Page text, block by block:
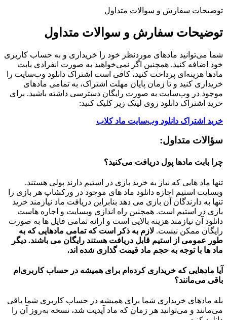
توضیحات سفارش و سوالات متداول
توضیحات سفارش و سوالات متداول
شما می‌توانید مادهای موردنظر خود را خریداری و به حساب کاربری
خود اضافه کنید. همچنین اگر نمی‌خواهید به صورت انفرادی بابت
مادها هزینه‌ای پرداخت کنید، کافی است اشتراک دانلود وب‌سایت را
خریداری کنید و تا زمان پایان مهلت اشتراک، به تمامی مادهای
موجود در وب‌سایت به صورت رایگان دسترسی داشته باشید. برای
خرید اشتراک دانلود روی لینک زیر کلیک کنید:
خرید اشتراک دانلود وب‌سایت ماد کلاب
سؤالات متداول:
چرا بابت مادها پول دریافت می‌کنید؟
تنها ماد هایی که نیاز به خرید بازی در استیم دارند پولی هستند.
وبسایت استیم اجازه دانلود ماد های موجود در ورکشاپ هر بازی را
تنها به دارندگان آن بازی می دهد بنابراین دریافت ماد نیازمند خرید
بازی در استیم است. همچنین راه اندازی وبسایت و اجاره هاست
دانلود آن نیازمند هزینه بالایی است و ارائه تمامی فایل ها به صورت
رایگان ممکن نیست. لازم به ذکر است که تمامی مادهایی که به
طور عمومی از استیم قابل دریافت هستند رایگان می باشند. دیگر
ماد ها با توجه به حجم ماد قیمت گذاری شده اند.
آیا مادهایی که خریداری کرده‌ام برای همیشه در حساب‌ کاربری‌ام
باقی می‌مانند؟
بله مادهای خریداری شما برای همیشه در حساب کاربری شما باقی
می‌مانند و می‌توانید هر زمان که ماد آپدیت شد، نسخه به‌روز آن را